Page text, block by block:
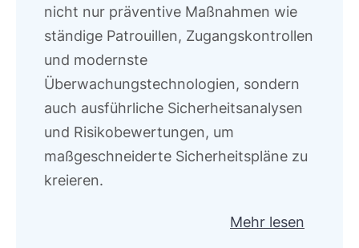
nicht nur präventive Maßnahmen wie
ständige Patrouillen, Zugangskontrollen
und modernste
Überwachungstechnologien, sondern
auch ausführliche Sicherheitsanalysen
und Risikobewertungen, um
maßgeschneiderte Sicherheitspläne zu
kreieren.
Mehr lesen